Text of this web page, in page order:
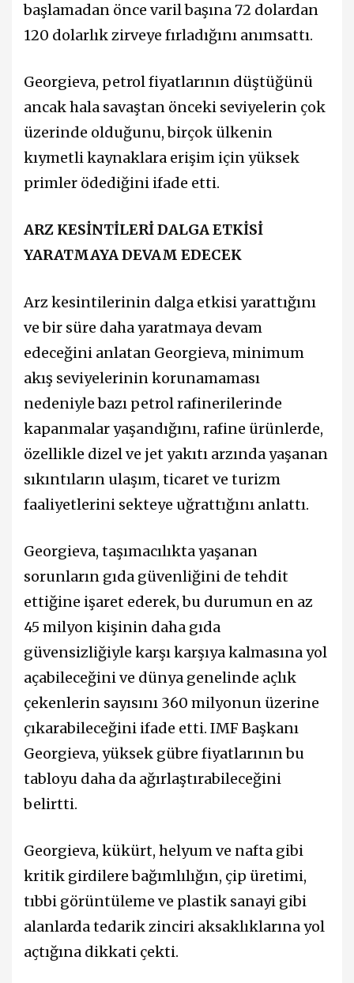
başlamadan önce varil başına 72 dolardan
120 dolarlık zirveye fırladığını anımsattı.
Georgieva, petrol fiyatlarının düştüğünü
ancak hala savaştan önceki seviyelerin çok
üzerinde olduğunu, birçok ülkenin
kıymetli kaynaklara erişim için yüksek
primler ödediğini ifade etti.
ARZ KESİNTİLERİ DALGA ETKİSİ
YARATMAYA DEVAM EDECEK
Arz kesintilerinin dalga etkisi yarattığını
ve bir süre daha yaratmaya devam
edeceğini anlatan Georgieva, minimum
akış seviyelerinin korunamaması
nedeniyle bazı petrol rafinerilerinde
kapanmalar yaşandığını, rafine ürünlerde,
özellikle dizel ve jet yakıtı arzında yaşanan
sıkıntıların ulaşım, ticaret ve turizm
faaliyetlerini sekteye uğrattığını anlattı.
Georgieva, taşımacılıkta yaşanan
sorunların gıda güvenliğini de tehdit
ettiğine işaret ederek, bu durumun en az
45 milyon kişinin daha gıda
güvensizliğiyle karşı karşıya kalmasına yol
açabileceğini ve dünya genelinde açlık
çekenlerin sayısını 360 milyonun üzerine
çıkarabileceğini ifade etti. IMF Başkanı
Georgieva, yüksek gübre fiyatlarının bu
tabloyu daha da ağırlaştırabileceğini
belirtti.
Georgieva, kükürt, helyum ve nafta gibi
kritik girdilere bağımlılığın, çip üretimi,
tıbbi görüntüleme ve plastik sanayi gibi
alanlarda tedarik zinciri aksaklıklarına yol
açtığına dikkati çekti.